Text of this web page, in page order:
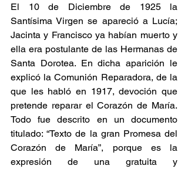
El 10 de Diciembre de 1925 la
Santísima Virgen se apareció a Lucía;
Jacinta y Francisco ya habían muerto y
ella era postulante de las Hermanas de
Santa Dorotea. En dicha aparición le
explicó la Comunión Reparadora, de la
que les habló en 1917, devoción que
pretende reparar el Corazón de María.
Todo fue descrito en un documento
titulado: “Texto de la gran Promesa del
Corazón de María”, porque es la
expresión de una gratuita y